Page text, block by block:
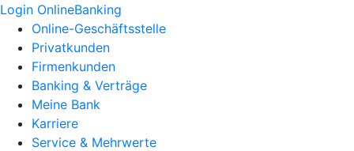
Login OnlineBanking
Online-Geschäftsstelle
Privatkunden
Firmenkunden
Banking & Verträge
Meine Bank
Karriere
Service & Mehrwerte